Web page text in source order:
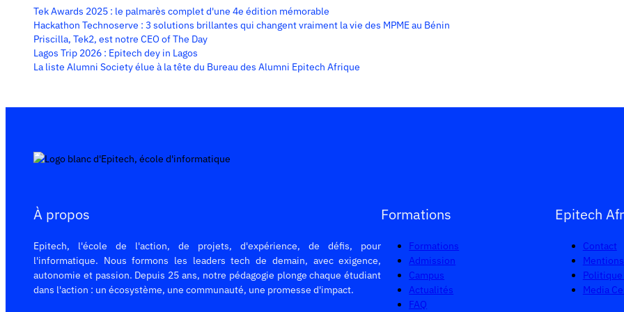
Tek Awards 2025 : le palmarès complet d'une 4e édition mémorable
Hackathon Technoserve : 3 solutions brillantes qui changent vraiment la vie des MPME au Bénin
Priscilla, Tek2, est notre CEO of The Day
Lagos Trip 2026 : Epitech dey in Lagos
La liste Alumni Society élue à la tête du Bureau des Alumni Epitech Afrique
À propos
Epitech, l'école de l'action, de projets, d'expérience, de défis, pour
l'informatique. Nous formons les leaders tech de demain, avec exigence,
autonomie et passion. Depuis 25 ans, notre pédagogie plonge chaque étudiant
dans l'action : un écosystème, une communauté, une promesse d'impact.
Formations
Formations
Admission
Campus
Actualités
FAQ
Epitech
Contact
Media